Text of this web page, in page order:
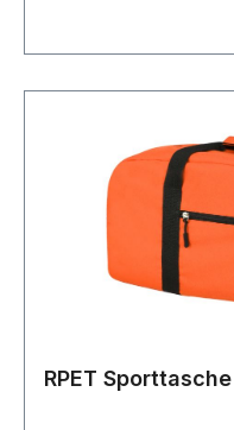
RPET